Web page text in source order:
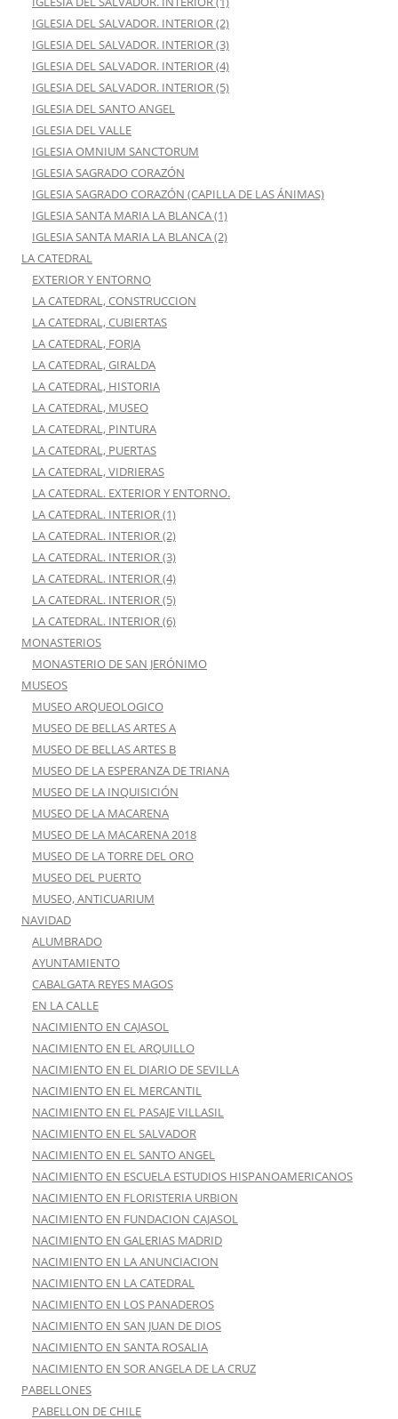
IGLESIA DEL SALVADOR. INTERIOR (2)
IGLESIA DEL SALVADOR. INTERIOR (3)
IGLESIA DEL SALVADOR. INTERIOR (4)
IGLESIA DEL SALVADOR. INTERIOR (5)
IGLESIA DEL SANTO ANGEL
IGLESIA DEL VALLE
IGLESIA OMNIUM SANCTORUM
IGLESIA SAGRADO CORAZÓN
IGLESIA SAGRADO CORAZÓN (CAPILLA DE LAS ÁNIMAS)
IGLESIA SANTA MARIA LA BLANCA (1)
IGLESIA SANTA MARIA LA BLANCA (2)
LA CATEDRAL
EXTERIOR Y ENTORNO
LA CATEDRAL, CONSTRUCCION
LA CATEDRAL, CUBIERTAS
LA CATEDRAL, FORJA
LA CATEDRAL, GIRALDA
LA CATEDRAL, HISTORIA
LA CATEDRAL, MUSEO
LA CATEDRAL, PINTURA
LA CATEDRAL, PUERTAS
LA CATEDRAL, VIDRIERAS
LA CATEDRAL. EXTERIOR Y ENTORNO.
LA CATEDRAL. INTERIOR (1)
LA CATEDRAL. INTERIOR (2)
LA CATEDRAL. INTERIOR (3)
LA CATEDRAL. INTERIOR (4)
LA CATEDRAL. INTERIOR (5)
LA CATEDRAL. INTERIOR (6)
MONASTERIOS
MONASTERIO DE SAN JERÓNIMO
MUSEOS
MUSEO ARQUEOLOGICO
MUSEO DE BELLAS ARTES A
MUSEO DE BELLAS ARTES B
MUSEO DE LA ESPERANZA DE TRIANA
MUSEO DE LA INQUISICIÓN
MUSEO DE LA MACARENA
MUSEO DE LA MACARENA 2018
MUSEO DE LA TORRE DEL ORO
MUSEO DEL PUERTO
MUSEO, ANTICUARIUM
NAVIDAD
ALUMBRADO
AYUNTAMIENTO
CABALGATA REYES MAGOS
EN LA CALLE
NACIMIENTO EN CAJASOL
NACIMIENTO EN EL ARQUILLO
NACIMIENTO EN EL DIARIO DE SEVILLA
NACIMIENTO EN EL MERCANTIL
NACIMIENTO EN EL PASAJE VILLASIL
NACIMIENTO EN EL SALVADOR
NACIMIENTO EN EL SANTO ANGEL
NACIMIENTO EN ESCUELA ESTUDIOS HISPANOAMERICANOS
NACIMIENTO EN FLORISTERIA URBION
NACIMIENTO EN FUNDACION CAJASOL
NACIMIENTO EN GALERIAS MADRID
NACIMIENTO EN LA ANUNCIACION
NACIMIENTO EN LA CATEDRAL
NACIMIENTO EN LOS PANADEROS
NACIMIENTO EN SAN JUAN DE DIOS
NACIMIENTO EN SANTA ROSALIA
NACIMIENTO EN SOR ANGELA DE LA CRUZ
PABELLONES
PABELLON DE CHILE